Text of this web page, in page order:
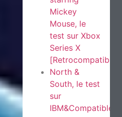
Mickey
Mouse, le
test sur Xbox
Series X
[Retrocompatibilité]
North &
South, le test
sur
IBM&Compatible